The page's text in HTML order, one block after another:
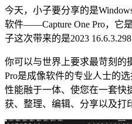
今天，小子要分享的是
软件——Capture One Pro，它
子这次带来的是2023
你可以与世界上要求最苛刻的
Pro是成像软件的专业人士的
性能融于一体、使您在一套快
获、整理、编辑、分享以及打